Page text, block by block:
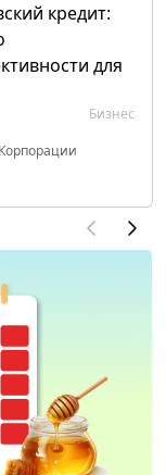
кредит:
для
Бизнес